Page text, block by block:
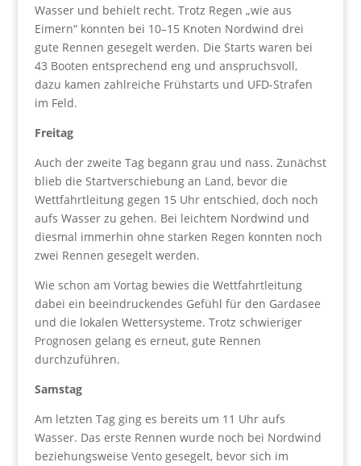
Wasser und behielt recht. Trotz Regen „wie aus
Eimern“ konnten bei 10–15 Knoten Nordwind drei
gute Rennen gesegelt werden. Die Starts waren bei
43 Booten entsprechend eng und anspruchsvoll,
dazu kamen zahlreiche Frühstarts und UFD-Strafen
im Feld.
Freitag
Auch der zweite Tag begann grau und nass. Zunächst
blieb die Startverschiebung an Land, bevor die
Wettfahrtleitung gegen 15 Uhr entschied, doch noch
aufs Wasser zu gehen. Bei leichtem Nordwind und
diesmal immerhin ohne starken Regen konnten noch
zwei Rennen gesegelt werden.
Wie schon am Vortag bewies die Wettfahrtleitung
dabei ein beeindruckendes Gefühl für den Gardasee
und die lokalen Wettersysteme. Trotz schwieriger
Prognosen gelang es erneut, gute Rennen
durchzuführen.
Samstag
Am letzten Tag ging es bereits um 11 Uhr aufs
Wasser. Das erste Rennen wurde noch bei Nordwind
beziehungsweise Vento gesegelt, bevor sich im